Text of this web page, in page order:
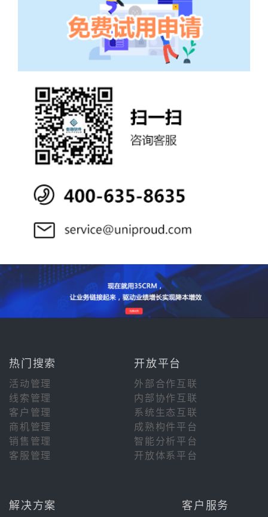
热门搜索 开放平台
活动管理
外部合作互联
线索管理
内部协作互联
客户管理
系统生态互联
商机管理
成熟构件平台
销售管理
智能分析平台
客服管理
开放体系平台
解决方案 客户服务